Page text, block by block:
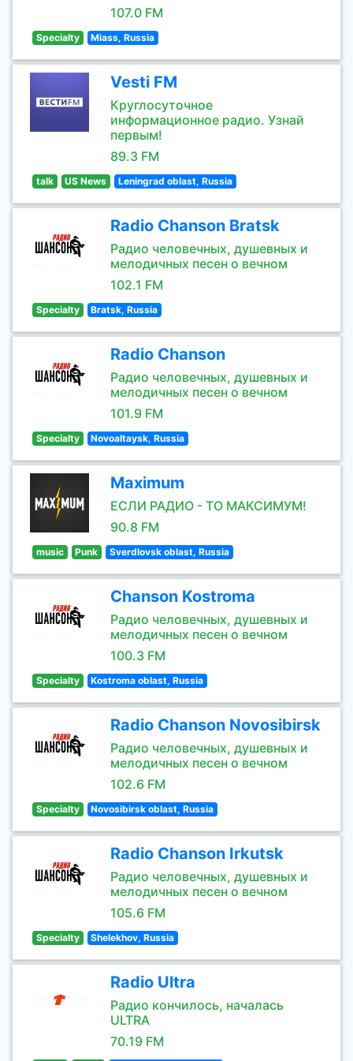
107.0 FM
Specialty Miass, Russia
Vesti FM
Круглосуточное
информационное радио. Узнай
первым!
89.3 FM
talk US News Leningrad oblast, Russia
Radio Chanson Bratsk
Радио человечных, душевных и
мелодичных песен о вечном
102.1 FM
Specialty Bratsk, Russia
Radio Chanson
Радио человечных, душевных и
мелодичных песен о вечном
101.9 FM
Specialty Novoaltaysk, Russia
Maximum
ЕСЛИ РАДИО - ТО МАКСИМУМ!
90.8 FM
music Punk Sverdlovsk oblast, Russia
Chanson Kostroma
Радио человечных, душевных и
мелодичных песен о вечном
100.3 FM
Specialty Kostroma oblast, Russia
Radio Chanson Novosibirsk
Радио человечных, душевных и
мелодичных песен о вечном
102.6 FM
Specialty Novosibirsk oblast, Russia
Radio Chanson Irkutsk
Радио человечных, душевных и
мелодичных песен о вечном
105.6 FM
Specialty Shelekhov, Russia
Radio Ultra
Радио кончилось, началась
ULTRA
70.19 FM